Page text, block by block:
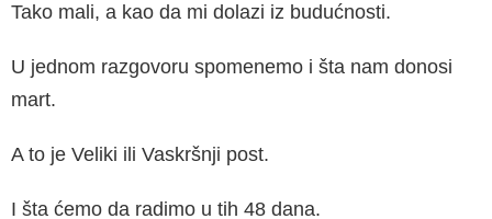
Tako mali, a kao da mi dolazi iz budućnosti.
U jednom razgovoru spomenemo i šta nam donosi
mart.
A to je Veliki ili Vaskršnji post.
I šta ćemo da radimo u tih 48 dana.